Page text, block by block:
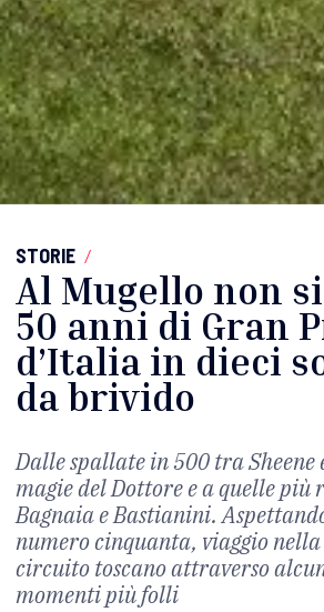
STORIE /
Al Mugello non
50 anni di Gran
d’Italia in dieci
da brivido
Dalle spallate in 500 tra Sheene
magie del Dottore e a quelle più
Bagnaia e Bastianini.
numero cinquanta, viaggio
circuito toscano attraverso
momenti più folli